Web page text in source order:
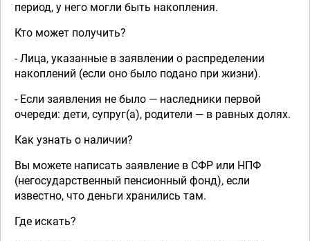
период, у него могли быть накопления.
Кто может получить?
- Лица, указанные в заявлении о распределении
накоплений (если оно было подано при жизни).
- Если заявления не было — наследники первой
очереди: дети, супруг(а), родители — в равных долях.
Как узнать о наличии?
Вы можете написать заявление в СФР или НПФ
(негосударственный пенсионный фонд), если
известно, что деньги хранились там.
Где искать?